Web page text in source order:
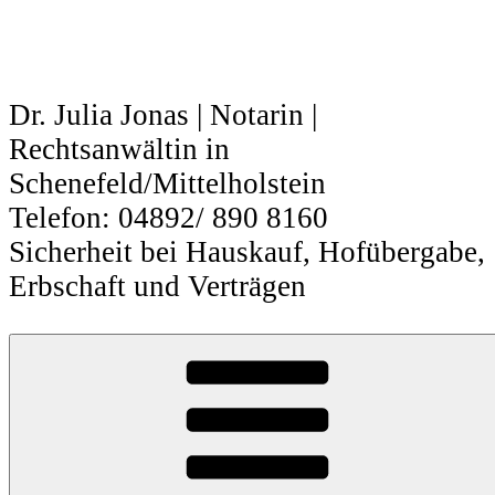
Dr. Julia Jonas | Notarin |
Rechtsanwältin in
Schenefeld/Mittelholstein
Telefon: 04892/ 890 8160
Sicherheit bei Hauskauf, Hofübergabe,
Erbschaft und Verträgen
Dienstpflicht
Unabhängigkeit und
Unparteilichkeit – Dienstpflicht des